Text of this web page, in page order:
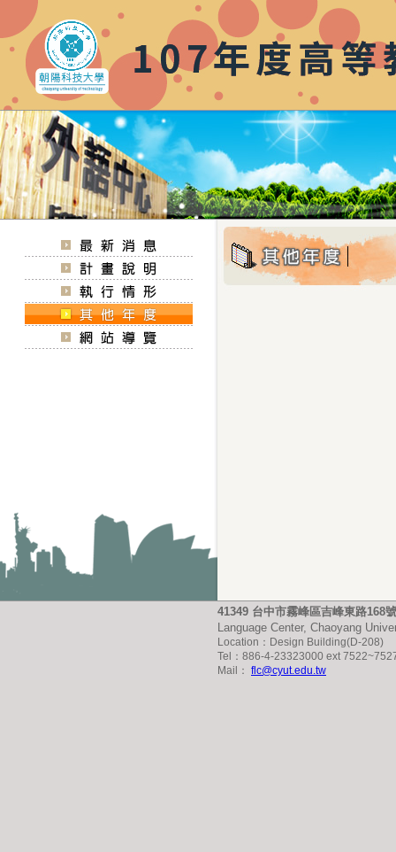
41349 台中市霧峰區吉峰東路168
Language Center, Chaoyang
Location：Design Building(D-208)
Tel：886-4-23323000 ext
Mail： flc@cyut.edu.tw